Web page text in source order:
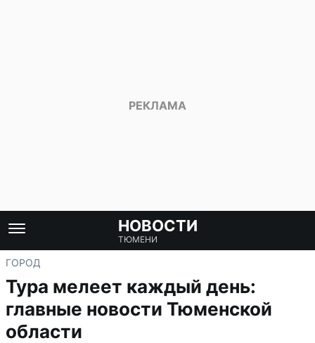
НОВОСТИ
ТЮМЕНИ
ГОРОД
Тура мелеет каждый день:
главные новости Тюменской
области